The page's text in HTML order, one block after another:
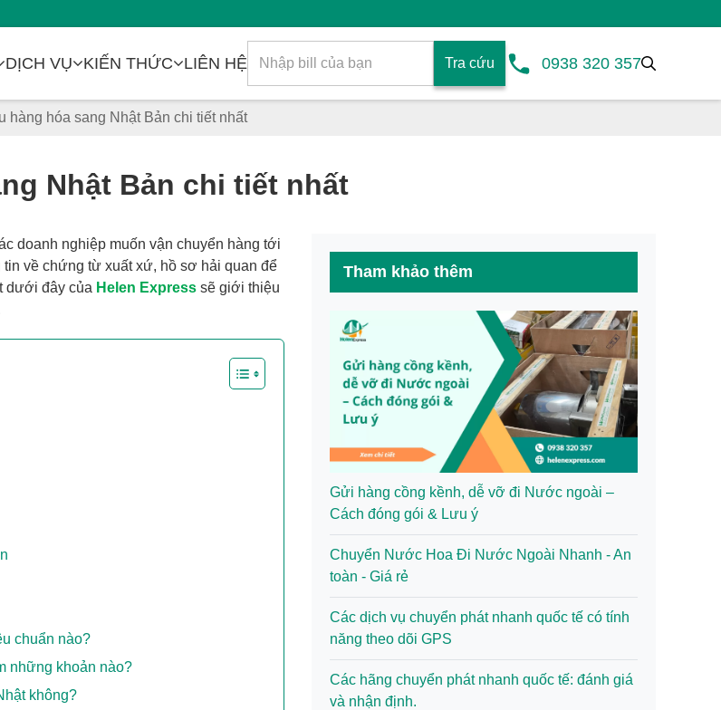
DỊCH VỤ KIẾN THỨC LIÊN HỆ Tra cứu 0938 320 357
hàng hóa sang Nhật Bản chi tiết nhất
Nhật Bản chi tiết nhất
doanh nghiệp muốn vận chuyển hàng tới
về chứng từ xuất xứ, hồ sơ hải quan để
dưới đây của Helen Express sẽ giới thiệu
chuẩn nào?
những khoản nào?
không?
Tham khảo thêm
Gửi hàng cồng kềnh, dễ vỡ đi Nước ngoài –
Cách đóng gói & Lưu ý
Chuyển Nước Hoa Đi Nước Ngoài Nhanh - An
toàn - Giá rẻ
Các dịch vụ chuyển phát nhanh quốc tế có tính
năng theo dõi GPS
Các hãng chuyển phát nhanh quốc tế: đánh giá
và nhận định.